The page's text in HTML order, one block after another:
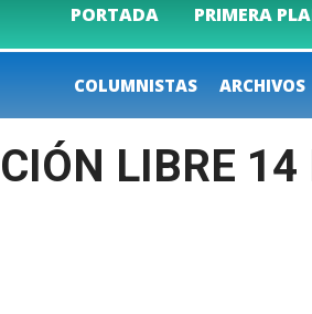
PORTADA PRIMERA
COLUMNISTAS ARCHIVOS
LIBRE